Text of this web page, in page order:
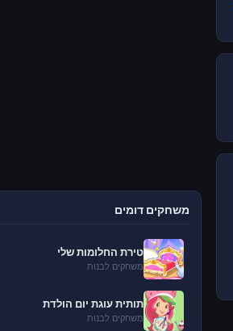
משחקים דומים
טירת החלומות שלי
משחקים לבנות
תותית עוגת יום הולדת
משחקים לבנות